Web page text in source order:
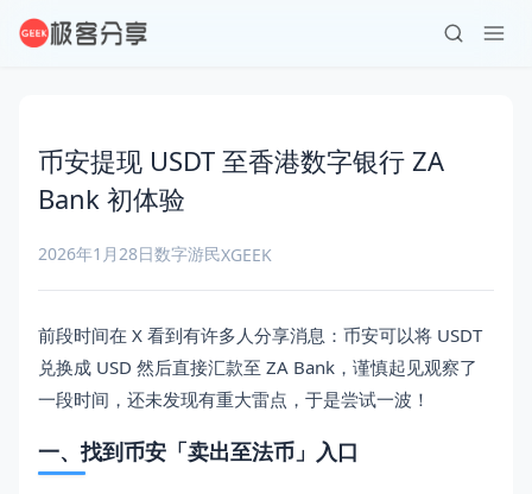
币安提现 USDT 至香港数字银行 ZA
Bank 初体验
2026年1月28日数字游民XGEEK
前段时间在 X 看到有许多人分享消息：币安可以将 USDT
兑换成 USD 然后直接汇款至 ZA Bank，谨慎起见观察了
一段时间，还未发现有重大雷点，于是尝试一波！
一、找到币安「卖出至法币」入口